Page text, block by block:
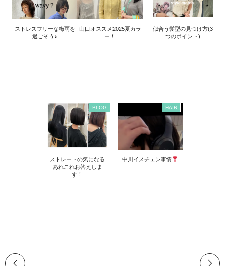
ストレスフリーな梅雨を
過ごそう♪
山口オススメ2025夏カラ
ー！
似合う髪型の見つけ方(3
つのポイント)
BLOG
ストレートの気になる
あれこれお答えしま
す！
HAIR
中川イメチェン事情